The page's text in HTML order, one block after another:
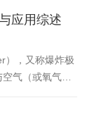
控，筑牢安全
领域，提供精
全核心数据，
心设备一：绝
备，TAC-500A
应用综述
），又称爆炸极
气（或氧气）
）
数，爆炸上限